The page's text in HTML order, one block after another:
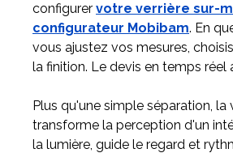
configurer votre verrière sur-
configurateur Mobibam. En
vous ajustez vos mesures,
la finition. Le devis en temps réel
Plus qu'une simple séparation, la
transforme la perception d'un
la lumière, guide le regard et